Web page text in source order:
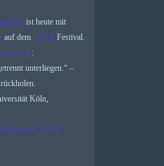
ist heute mit
auf dem #2MR Festival.
:
unterliegen.“ –
Köln,
#Mastodon #2MR